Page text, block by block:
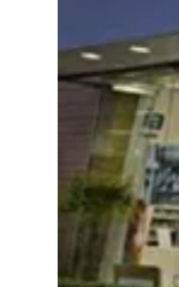
Santana de Parnaíba
do Bom Jesus
Francisco
Para Sua Empresa
Anuncie
Guia de
Vagas na
Hub de
Guia Comercial